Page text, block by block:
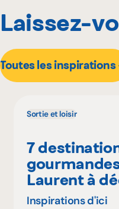
Laissez-
Toutes les inspirations
Sortie et loisir
7
Laurent à
Inspirations d'ici